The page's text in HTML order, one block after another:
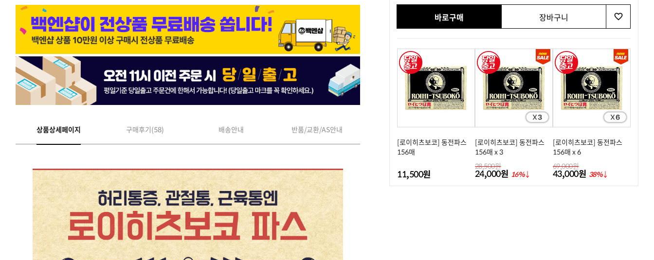
상품상세페이지 구매후기(58) 배송안내 반품/교환/AS안내
바로구매 장바구니
[로이히츠보코] 동전파스
156매
11,500원
[로이히츠보코] 동전파스
156매 x 3
28,500원
24,000원 16%↓
[로이히츠보코] 동전파스
156매 x 6
69,000원
43,000원 38%↓